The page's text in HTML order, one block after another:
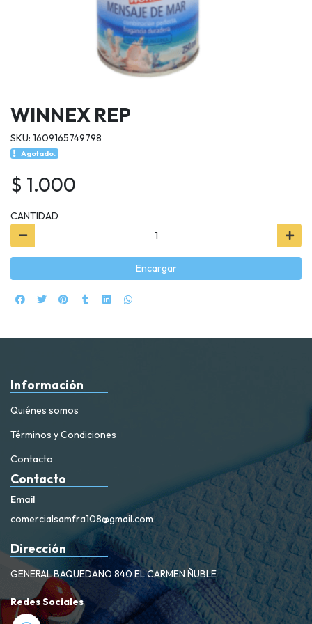
WINNEX REP
SKU: 1609165749798
Agotado.
$ 1.000
CANTIDAD
Encargar
Información
Quiénes somos
Términos y Condiciones
Contacto
Contacto
Email
comercialsamfra108@gmail.com
Dirección
GENERAL BAQUEDANO 840 EL CARMEN ÑUBLE
Redes Sociales